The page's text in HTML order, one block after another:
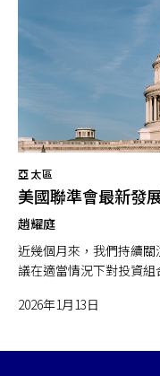
亞太區
美國聯準會最新發
趙耀庭
近幾個月來，我們持續
議在適當情況下對投資組
2026年1月13日